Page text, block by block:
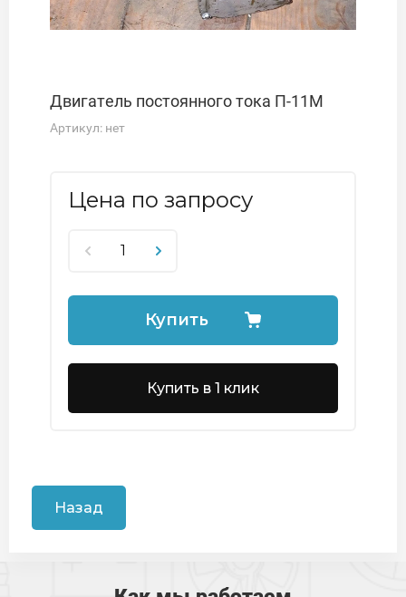
Двигатель постоянного тока П-11М
Артикул: нет
Цена по запросу
Купить
Купить в 1 клик
Назад